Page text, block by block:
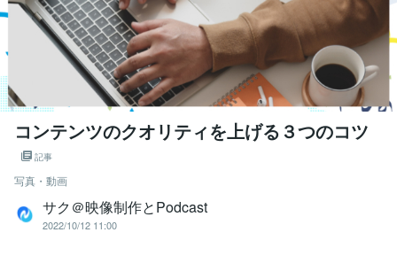
コンテンツのクオリティを上げる３つのコツ
記事
写真・動画
サク＠映像制作とPodcast
2022/10/12 11:00